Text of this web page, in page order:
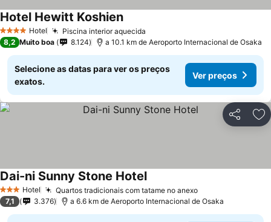
4 EstrelasHotel Piscina interior aquecida
Hotel Hewitt KoshienVer preços
8,2 Muito boa 8.124 a 10.1 km de Aeroporto Internacional de Osaka
Selecione as datas para ver os preços
exatos.
Ver preços
Partilhar
3 EstrelasHotel Quartos tradicionais com tatame no anexoVer preços
Dai-ni Sunny Stone HotelVer preços
7,1 3.376 a 6.6 km de Aeroporto Internacional de Osaka